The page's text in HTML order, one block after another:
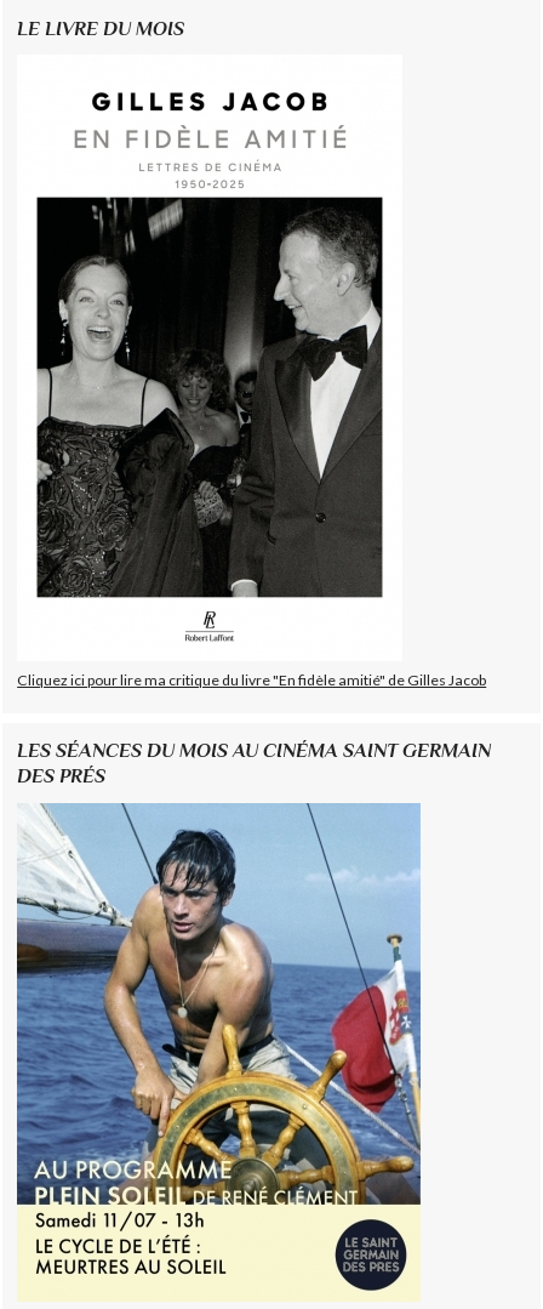
LE LIVRE DU MOIS
Cliquez ici pour lire ma critique du livre "En fidèle amitié" de Gilles Jacob
LES SÉANCES DU MOIS AU CINÉMA SAINT GERMAIN
DES PRÉS